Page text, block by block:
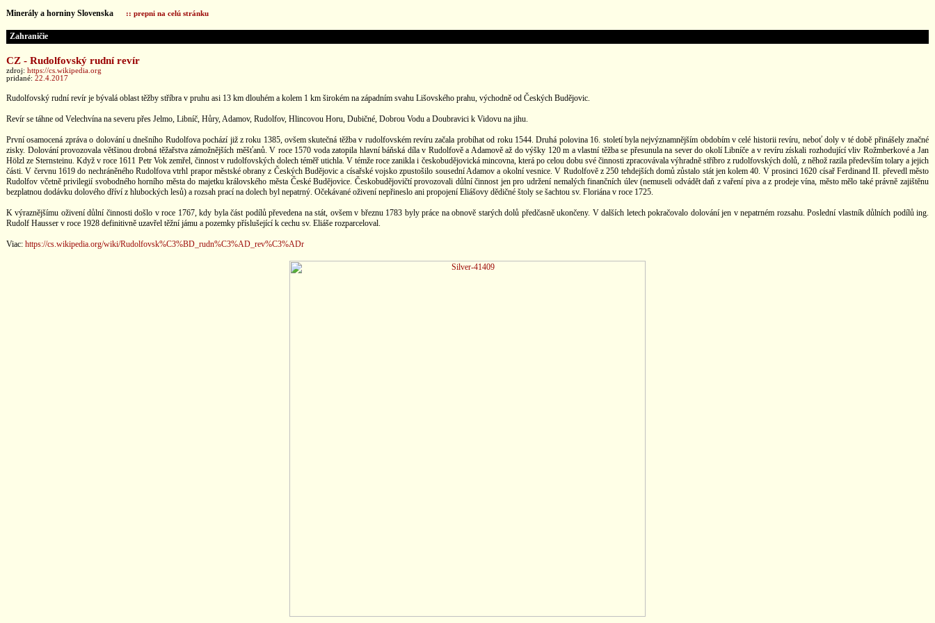
Minerály a horniny Slovenska :: prepni na celú stránku
Zahraničie
CZ - Rudolfovský rudní revír
zdroj: https://cs.wikipedia.org
pridané: 22.4.2017
Rudolfovský rudní revír je bývalá oblast těžby stříbra v pruhu asi 13 km dlouhém a kolem 1 km širokém na západním svahu Lišovského prahu, východně od Českých Budějovic.
Revír se táhne od Velechvína na severu přes Jelmo, Libníč, Hůry, Adamov, Rudolfov, Hlincovou Horu, Dubičné, Dobrou Vodu a Doubravici k Vidovu na jihu.
První osamocená zpráva o dolování u dnešního Rudolfova pochází již z roku 1385, ovšem skutečná těžba v rudolfovském revíru začala probíhat od roku 1544. Druhá polovina 16. století byla nejvýznamnějším obdobím v celé historii revíru, neboť doly v té době přinášely značné
zisky. Dolování provozovala většinou drobná těžařstva zámožnějších měšťanů. V roce 1570 voda zatopila hlavní báňská díla v Rudolfově a Adamově až do výšky 120 m a vlastní těžba se přesunula na sever do okolí Libníče a v revíru získali rozhodující vliv Rožmberkové a Jan
Hölzl ze Sternsteinu. Když v roce 1611 Petr Vok zemřel, činnost v rudolfovských dolech téměř utichla. V témže roce zanikla i českobudějovická mincovna, která po celou dobu své činnosti zpracovávala výhradně stříbro z rudolfovských dolů, z něhož razila především tolary a jejich
části. V červnu 1619 do nechráněného Rudolfova vtrhl prapor městské obrany z Českých Budějovic a císařské vojsko zpustošilo sousední Adamov a okolní vesnice. V Rudolfově z 250 tehdejších domů zůstalo stát jen kolem 40. V prosinci 1620 císař Ferdinand II. převedl město
Rudolfov včetně privilegií svobodného horního města do majetku královského města České Budějovice. Českobudějovičtí provozovali důlní činnost jen pro udržení nemalých finančních úlev (nemuseli odvádět daň z vaření piva a z prodeje vína, město mělo také právně zajištěnu
bezplatnou dodávku dolového dříví z hlubockých lesů) a rozsah prací na dolech byl nepatrný. Očekávané oživení nepřineslo ani propojení Eliášovy dědičné štoly se šachtou sv. Floriána v roce 1725.
K výraznějšímu oživení důlní činnosti došlo v roce 1767, kdy byla část podílů převedena na stát, ovšem v březnu 1783 byly práce na obnově starých dolů předčasně ukončeny. V dalších letech pokračovalo dolování jen v nepatrném rozsahu. Poslední vlastník důlních podílů ing.
Rudolf Hausser v roce 1928 definitivně uzavřel těžní jámu a pozemky příslušející k cechu sv. Eliáše rozparceloval.
Viac: https://cs.wikipedia.org/wiki/Rudolfovsk%C3%BD_rudn%C3%AD_rev%C3%ADr